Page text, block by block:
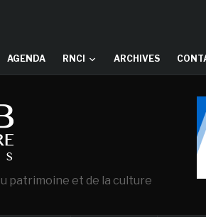
AGENDA RNCI ARCHIVES
patrimoine et de la culture